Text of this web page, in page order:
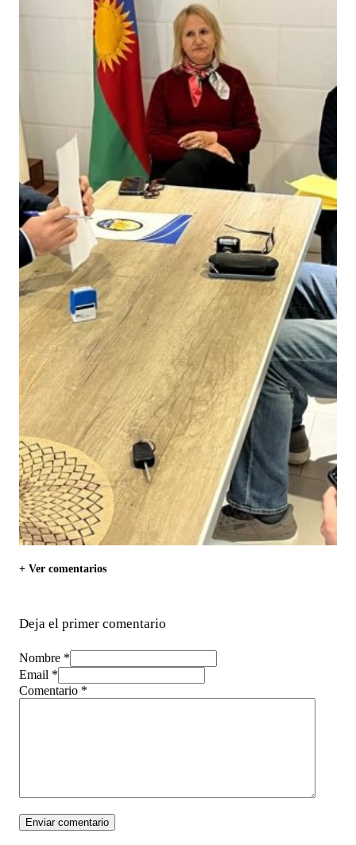
+ Ver comentarios
Deja el primer comentario
Nombre *
Email *
Comentario *